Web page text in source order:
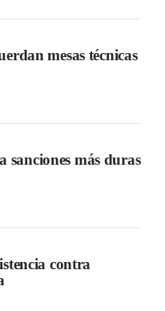
mesas técnicas
sanciones más duras
contra